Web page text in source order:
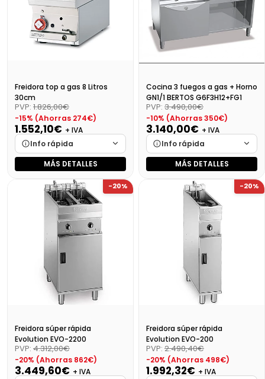
Freidora top a gas 8 Litros
30cm
PVP: 1.826,00€
-15% (Ahorras 274€)
1.552,10€ + IVA
Info rápida
Marca
Cargando…
Medidas
Cargando…
Disponibilidad
Cargando…
Precio final (+21%)1878,04 €
MÁS DETALLES
Cocina 3 fuegos a gas + Horno
GN1/1 BERTOS G6F3H12+FG1
PVP: 3.490,00€
-10% (Ahorras 350€)
3.140,00€ + IVA
Info rápida
Marca
Cargando…
Cargando…
Disponibilidad
Cargando…
Precio final (+21%)
3799,40 €
MÁS DETALLES
-20%
Freidora súper rápida
Evolution EVO-2200
PVP: 4.312,00€
-20% (Ahorras 862€)
3.449,60€ + IVA
-20%
Freidora súper rápida
Evolution EVO-200
PVP: 2.490,40€
-20% (Ahorras 498€)
1.992,32€ + IVA